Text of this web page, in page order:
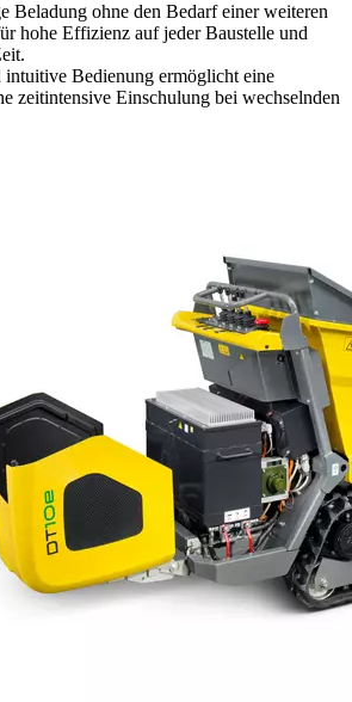
Beladung ohne den Bedarf einer weiteren
hohe Effizienz auf jeder Baustelle und
intuitive Bedienung ermöglicht eine
zeitintensive Einschulung bei wechselnden